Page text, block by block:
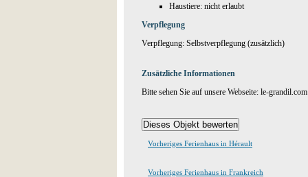
Haustiere: nicht erlaubt
Verpflegung
Verpflegung: Selbstverpflegung (zusätzlich)
Zusätzliche Informationen
Bitte sehen Sie auf unsere Webseite: le-
Vorheriges Ferienhaus in Hérault
Vorheriges Ferienhaus in Frankreich